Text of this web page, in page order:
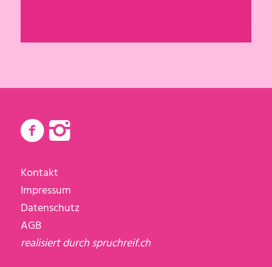
Kontakt
Impressum
Datenschutz
AGB
realisiert durchspruchreif.ch